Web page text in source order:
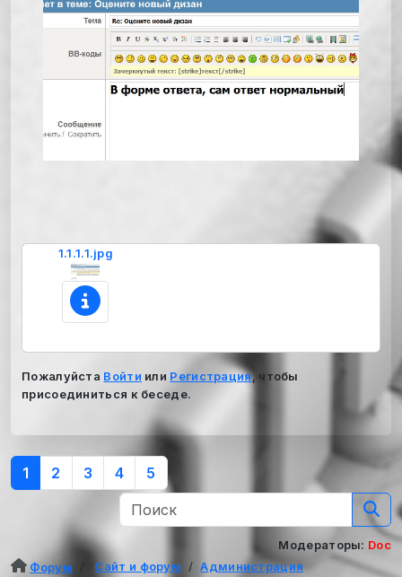
1.1.1.1.jpg
Пожалуйста Войти или Регистрация, чтобы
присоединиться к беседе.
1 2 3 4 5
Модераторы: Doc
Форум
Сайт и форум
Администрация